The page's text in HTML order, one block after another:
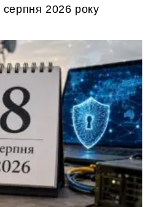
2026 року